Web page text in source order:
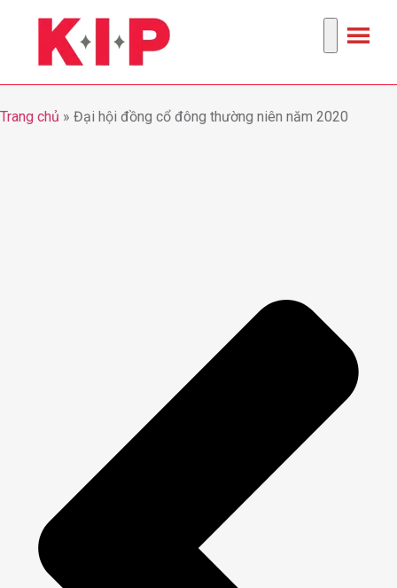
Trang chủ » Đại hội đồng cổ đông thường niên năm 2020